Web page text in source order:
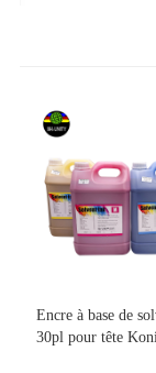
Encre à base de
30pl pour tête